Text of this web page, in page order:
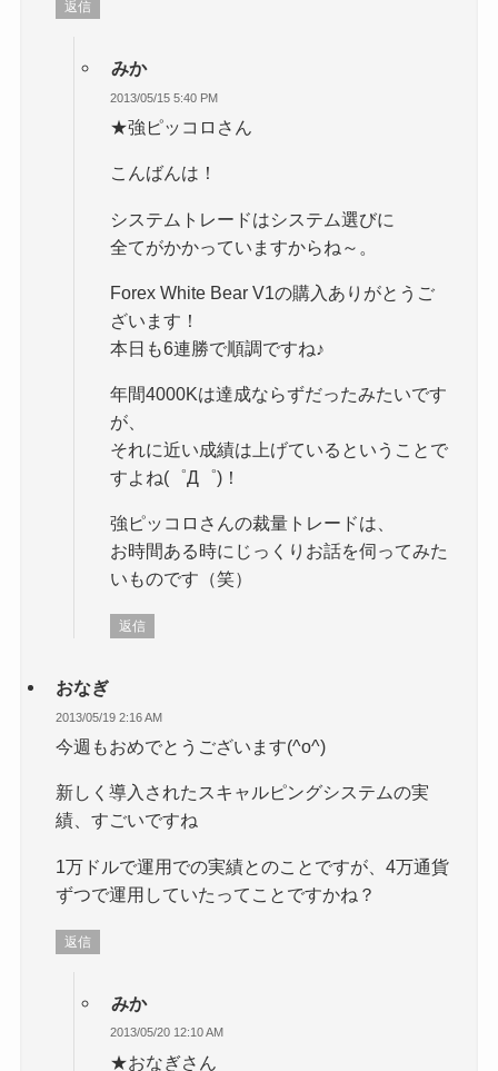
返信
みか
2013/05/15 5:40 PM
★強ピッコロさん
こんばんは！
システムトレードはシステム選びに
全てがかかっていますからね～。
Forex White Bear V1の購入ありがとうご
ざいます！
本日も6連勝で順調ですね♪
年間4000Kは達成ならずだったみたいです
が、
それに近い成績は上げているということで
すよね(゜Д゜)！
強ピッコロさんの裁量トレードは、
お時間ある時にじっくりお話を伺ってみた
いものです（笑）
返信
おなぎ
2013/05/19 2:16 AM
今週もおめでとうございます(^o^)
新しく導入されたスキャルピングシステムの実
績、すごいですね
1万ドルで運用での実績とのことですが、4万通貨
ずつで運用していたってことですかね？
返信
みか
2013/05/20 12:10 AM
★おなぎさん